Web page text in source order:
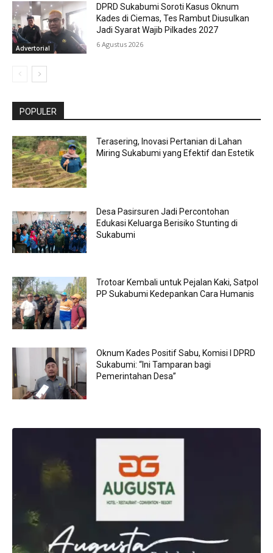
Advertorial
DPRD Sukabumi Soroti Kasus Oknum
Kades di Ciemas, Tes Rambut Diusulkan
Jadi Syarat Wajib Pilkades 2027
6 Agustus 2026
POPULER
Terasering, Inovasi Pertanian di Lahan
Miring Sukabumi yang Efektif dan Estetik
Desa Pasirsuren Jadi Percontohan
Edukasi Keluarga Berisiko Stunting di
Sukabumi
Trotoar Kembali untuk Pejalan Kaki, Satpol
PP Sukabumi Kedepankan Cara Humanis
Oknum Kades Positif Sabu, Komisi I DPRD
Sukabumi: “Ini Tamparan bagi
Pemerintahan Desa”